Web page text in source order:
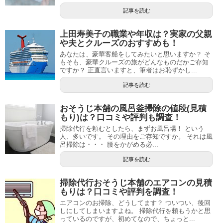
記事を読む
上田寿美子の職業や年収は？実家の父親
や夫とクルーズのおすすめも！
あなたは、豪華客船をしてみたいと思いますか？ そ
もそも、豪華クルーズの旅がどんなものだかご存知
ですか？ 正直言いますと、筆者はお恥ずかし...
記事を読む
おそうじ本舗の風呂釜掃除の値段(見積
もり)は？口コミや評判も調査！
掃除代行を頼むとしたら、まずお風呂場！ という
人、多いです。 その理由をご存知ですか。 それは風
呂掃除は・・・ 腰をかがめる必...
記事を読む
掃除代行おそうじ本舗のエアコンの見積
もりは？口コミや評判を調査！
エアコンのお掃除、どうしてます？ ついつい、後回
しにしてしまいますよね。 掃除代行を頼もうかと思
っているのですが、初めてなので、ちょっと...